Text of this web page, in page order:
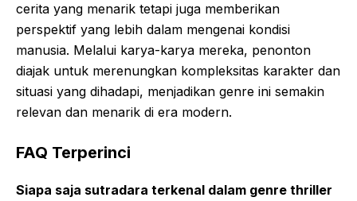
cerita yang menarik tetapi juga memberikan
perspektif yang lebih dalam mengenai kondisi
manusia. Melalui karya-karya mereka, penonton
diajak untuk merenungkan kompleksitas karakter dan
situasi yang dihadapi, menjadikan genre ini semakin
relevan dan menarik di era modern.
FAQ Terperinci
Siapa saja sutradara terkenal dalam genre thriller